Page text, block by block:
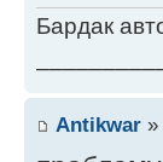
Бардак
Antikwar »